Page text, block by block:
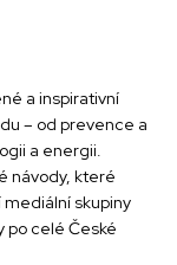
a inspirativní
– od prevence a
a energii.
návody, které
mediální skupiny
po celé České